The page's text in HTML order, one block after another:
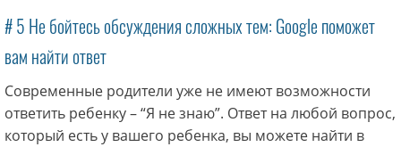
# 5 Не бойтесь обсуждения сложных тем: Google поможет
вам найти ответ
Современные родители уже не имеют возможности
ответить ребенку – “Я не знаю”. Ответ на любой вопрос,
который есть у вашего ребенка, вы можете найти в